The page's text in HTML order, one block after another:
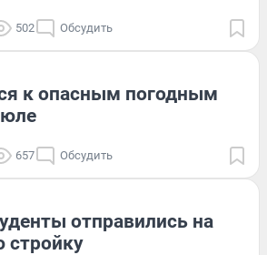
502 Обсудить
к опасным погодным
657 Обсудить
отправились на
стройку